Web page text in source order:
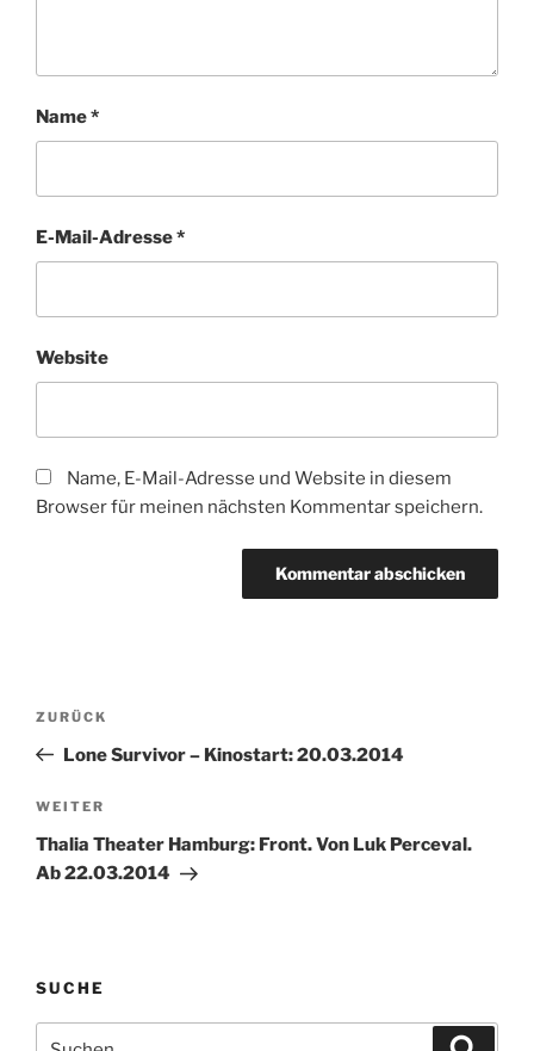
Name*
E-Mail-Adresse*
Website
Name, E-Mail-Adresse und Website in diesem
Browser für meinen nächsten Kommentar speichern.
Beitragsnavigation
Vorheriger
Beitrag
ZURÜCK
Lone Survivor – Kinostart: 20.03.2014
Nächster
Beitrag
WEITER
Thalia Theater Hamburg: Front. Von Luk Perceval.
Ab 22.03.2014
SUCHE